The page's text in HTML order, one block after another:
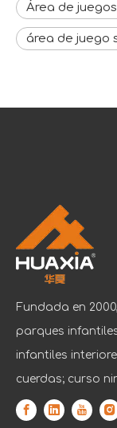
Área de
área de juego
Fundada en
parques
infantiles
cuerdas; curso